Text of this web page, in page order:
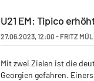
U21 EM: Tipico
27.06.2023,12:00- FRITZ
Mit zwei Zielen ist die
Georgien gefahren.